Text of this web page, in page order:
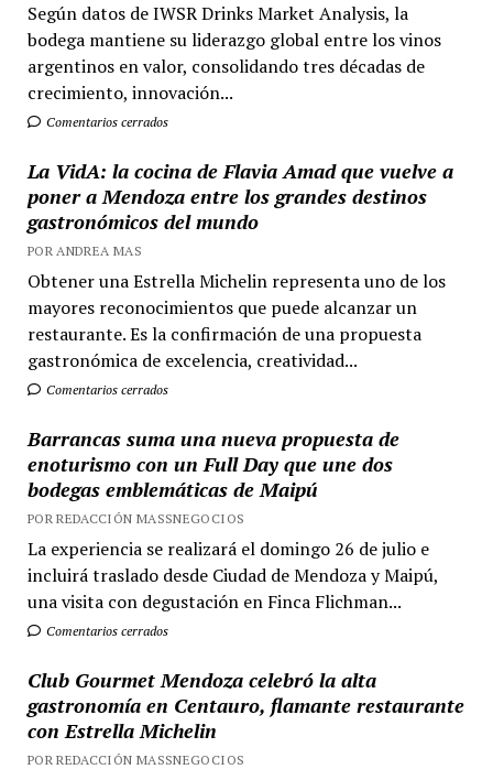
Según datos de IWSR Drinks Market Analysis, la
bodega mantiene su liderazgo global entre los vinos
argentinos en valor, consolidando tres décadas de
crecimiento, innovación...
Comentarios cerrados
La VidA: la cocina de Flavia Amad que vuelve a
poner a Mendoza entre los grandes destinos
gastronómicos del mundo
POR ANDREA MAS
Obtener una Estrella Michelin representa uno de los
mayores reconocimientos que puede alcanzar un
restaurante. Es la confirmación de una propuesta
gastronómica de excelencia, creatividad...
Comentarios cerrados
Barrancas suma una nueva propuesta de
enoturismo con un Full Day que une dos
bodegas emblemáticas de Maipú
POR REDACCIÓN MASSNEGOCIOS
La experiencia se realizará el domingo 26 de julio e
incluirá traslado desde Ciudad de Mendoza y Maipú,
una visita con degustación en Finca Flichman...
Comentarios cerrados
Club Gourmet Mendoza celebró la alta
gastronomía en Centauro, flamante restaurante
con Estrella Michelin
POR REDACCIÓN MASSNEGOCIOS